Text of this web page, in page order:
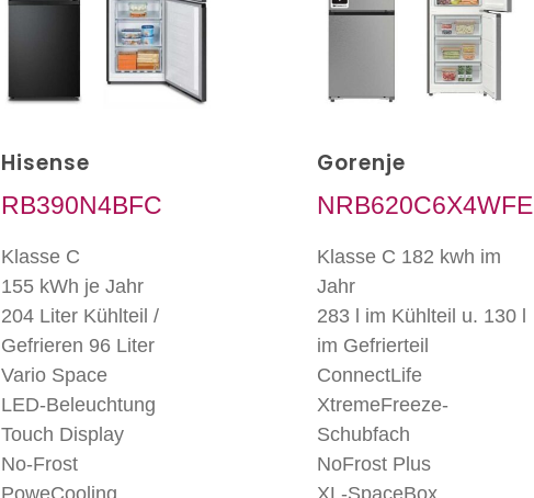
Hisense
RB390N4BFC
Klasse C
155 kWh je Jahr
204 Liter Kühlteil /
Gefrieren 96 Liter
Vario Space
LED-Beleuchtung
Touch Display
No-Frost
Gorenje
NRB620C6X4WFE
Klasse C 182 kwh im
Jahr
283 l im Kühlteil u. 130 l
im Gefrierteil
ConnectLife
XtremeFreeze-
Schubfach
NoFrost Plus